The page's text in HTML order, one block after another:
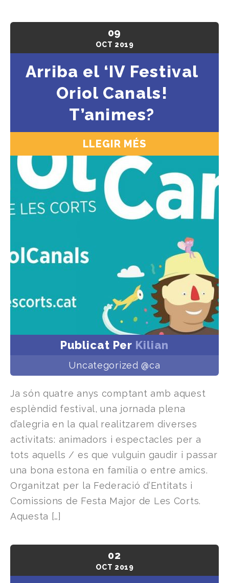
09
OCT 2019
Arriba el ‘IV Festival
Oriol Canals!
T’animes?
LLEGIR MÉS
Publicat Per Kilian
Uncategorized @ca
Ja són quatre anys comptant amb aquest
esplèndid festival, una jornada plena
d’alegria en la qual realitzarem diverses
activitats: animadors i espectacles per a
tots aquells / es que vulguin gaudir i passar
una bona estona en família o entre amics.
Organitzat per la Federació d’Entitats i
Comissions de Festa Major de Les Corts.
Aquesta […]
02
OCT 2019